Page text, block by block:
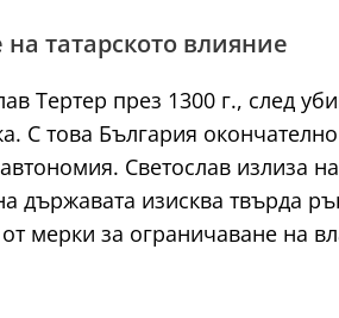
татарското влияние
Тертер през 1300 г., след
С това България
Светослав излиза
държавата изисква твърда
мерки за ограничаване на